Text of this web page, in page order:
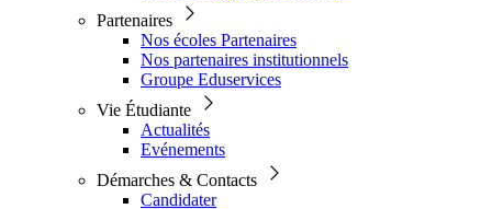
Partenaires
Nos écoles Partenaires
Nos partenaires institutionnels
Groupe Eduservices
Vie Étudiante
Actualités
Evénements
Démarches & Contacts
Candidater